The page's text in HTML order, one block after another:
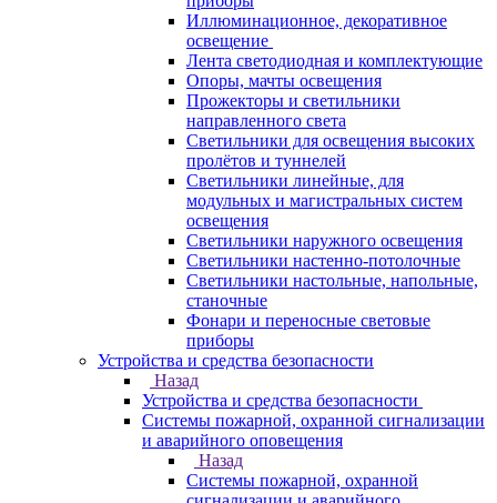
Иллюминационное, декоративное
освещение
Лента светодиодная и комплектующие
Опоры, мачты освещения
Прожекторы и светильники
направленного света
Светильники для освещения высоких
пролётов и туннелей
Светильники линейные, для
модульных и магистральных систем
освещения
Светильники наружного освещения
Светильники настенно-потолочные
Светильники настольные, напольные,
станочные
Фонари и переносные световые
приборы
Устройства и средства безопасности
Назад
Устройства и средства безопасности
Системы пожарной, охранной сигнализации
и аварийного оповещения
Назад
Системы пожарной, охранной